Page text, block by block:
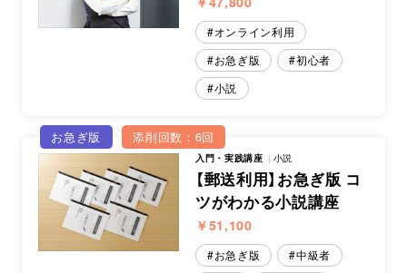
オンライン利用
お急ぎ版
初心者
小説
お急ぎ版 添削回数：6回
入門・実践講座 小説
【郵送利用】お急ぎ版 コ
ツがわかる小説講座
￥51,100
お急ぎ版
中級者